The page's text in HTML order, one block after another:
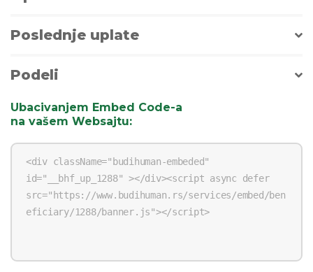
Poslednje uplate
Podeli
Ubacivanjem Embed Code-a
na vašem Websajtu: